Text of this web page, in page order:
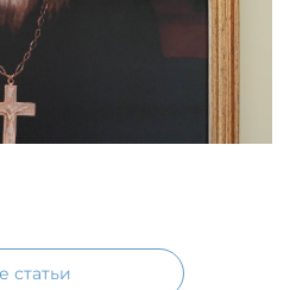
статьи